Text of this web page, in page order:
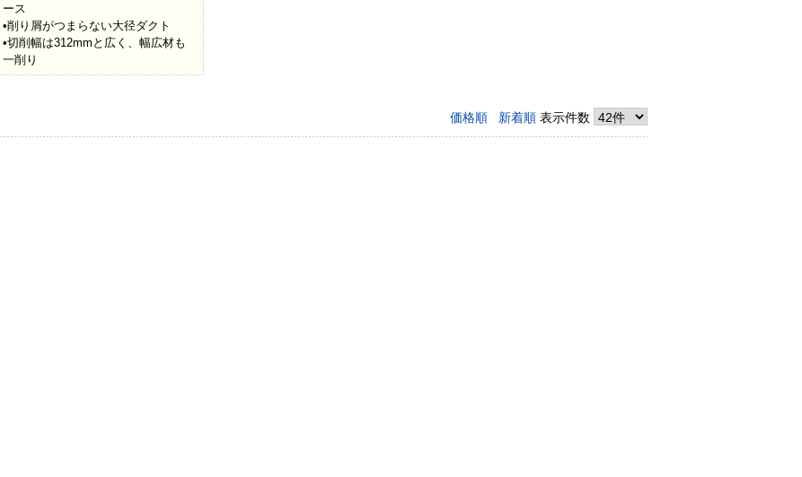
ース
•削り屑がつまらない大径ダクト
•切削幅は312mmと広く、幅広材も
一削り
価格順 新着順 表示件数